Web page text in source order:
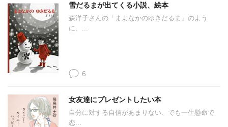
雪だるまが出てくる小説、絵本
森洋子さんの「まよなかのゆきだるま」のよう
に、...
6
女友達にプレゼントしたい本
自分に対する自信があまりない、でも一生懸命で
恋...